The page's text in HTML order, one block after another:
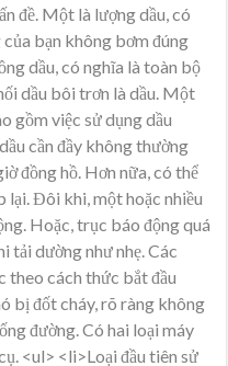
đề. Một là lượng dầu, có
bạn không bơm đúng
dầu, có nghĩa là toàn bộ
dầu bôi trơn là dầu. Một
gồm việc sử dụng dầu
cần đầy không thường
đồng hồ. Hơn nữa, có thể
lại. Đôi khi, một hoặc nhiều
Hoặc, trục báo động quá
tải dường như nhẹ. Các
theo cách thức bắt đầu
bị đốt cháy, rõ ràng không
đường. Có hai loại máy
<ul> <li>Loại đầu tiên sử